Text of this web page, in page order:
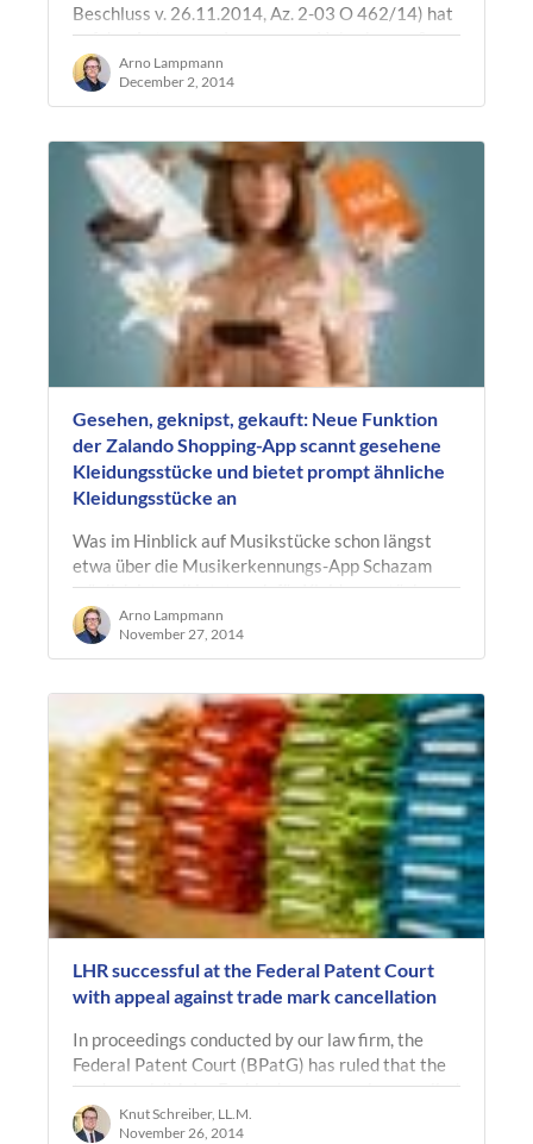
Beschluss v. 26.11.2014, Az. 2-03 O 462/14) hat
auf den Antrag von Lampmann, Haberkamm &
Rosenbaum Rechtsanwälte (LHR) im Wege…
Arno Lampmann
December 2, 2014
Gesehen, geknipst, gekauft: Neue Funktion
der Zalando Shopping-App scannt gesehene
Kleidungsstücke und bietet prompt ähnliche
Kleidungsstücke an
Was im Hinblick auf Musikstücke schon längst
etwa über die Musikerkennungs-App Schazam
möglich ist, soll jetzt auch für Kleidungsstücke
kein Problem mehr sein: Ganz…
Arno Lampmann
November 27, 2014
LHR successful at the Federal Patent Court
with appeal against trade mark cancellation
In proceedings conducted by our law firm, the
Federal Patent Court (BPatG) has ruled that the
trade mark ‘MeLa-Fashion’ was wrongly cancelled
by the German Patent and…
Knut Schreiber, LL.M.
November 26, 2014